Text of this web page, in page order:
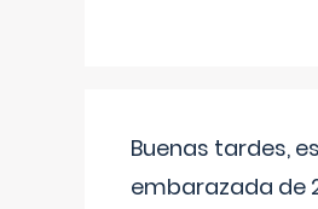
Buenas tardes,
embarazada de